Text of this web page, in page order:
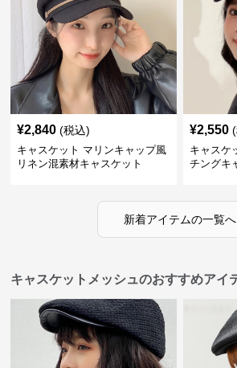
¥2,840 (税込)
キャスケット マリンキャップ風
リネン混素材キャスケット
¥2,550
キャスケ
チングキ
新着アイテムの一覧へ
キャスケットメッシュのおすすめアイ